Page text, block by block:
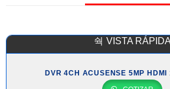
VISTA RÁPIDA
DVR 4CH ACUSENSE 5MP